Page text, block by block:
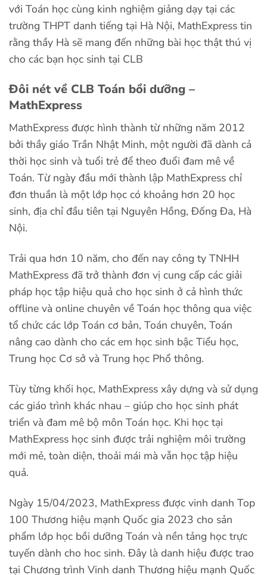
với Toán học cùng kinh nghiệm giảng dạy tại các
trường THPT danh tiếng tại Hà Nội, MathExpress tin
rằng thầy Hà sẽ mang đến những bài học thật thú vị
cho các bạn học sinh tại CLB
Đôi nét về CLB Toán bồi dưỡng –
MathExpress
MathExpress được hình thành từ những năm 2012
bởi thầy giáo Trần Nhật Minh, một người đã dành cả
thời học sinh và tuổi trẻ để theo đuổi đam mê về
Toán. Từ ngày đầu mới thành lập MathExpress chỉ
đơn thuần là một lớp học có khoảng hơn 20 học
sinh, địa chỉ đầu tiên tại Nguyên Hồng, Đống Đa, Hà
Nội.
Trải qua hơn 10 năm, cho đến nay công ty TNHH
MathExpress đã trở thành đơn vị cung cấp các giải
pháp học tập hiệu quả cho học sinh ở cả hình thức
offline và online chuyên về Toán học thông qua việc
tổ chức các lớp Toán cơ bản, Toán chuyên, Toán
nâng cao dành cho các em học sinh bậc Tiểu học,
Trung học Cơ sở và Trung học Phổ thông.
Tùy từng khối học, MathExpress xây dựng và sử dụng
các giáo trình khác nhau – giúp cho học sinh phát
triển và đam mê bộ môn Toán học. Khi học tại
MathExpress học sinh được trải nghiệm môi trường
mới mẻ, toàn diện, thoải mái mà vẫn học tập hiệu
quả.
Ngày 15/04/2023, MathExpress được vinh danh Top
100 Thương hiệu mạnh Quốc gia 2023 cho sản
phẩm lớp học bồi dưỡng Toán và nền tảng học trực
tuyến dành cho hoc sinh. Đây là danh hiệu được trao
tại Chương trình Vinh danh Thương hiệu mạnh Quốc